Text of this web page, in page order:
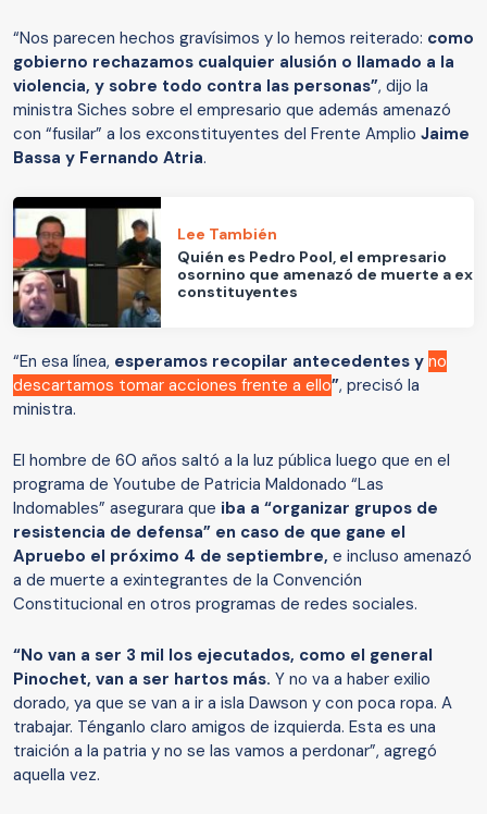
“Nos parecen hechos gravísimos y lo hemos reiterado: como
gobierno rechazamos cualquier alusión o llamado a la
violencia, y sobre todo contra las personas”, dijo la
ministra Siches sobre el empresario que además amenazó
con “fusilar” a los exconstituyentes del Frente Amplio Jaime
Bassa y Fernando Atria.
Lee También
Quién es Pedro Pool, el empresario
osornino que amenazó de muerte a ex
constituyentes
“En esa línea, esperamos recopilar antecedentes y no
descartamos tomar acciones frente a ello”, precisó la
ministra.
El hombre de 60 años saltó a la luz pública luego que en el
programa de Youtube de Patricia Maldonado “Las
Indomables” asegurara que iba a “organizar grupos de
resistencia de defensa” en caso de que gane el
Apruebo el próximo 4 de septiembre, e incluso amenazó
a de muerte a exintegrantes de la Convención
Constitucional en otros programas de redes sociales.
“No van a ser 3 mil los ejecutados, como el general
Pinochet, van a ser hartos más. Y no va a haber exilio
dorado, ya que se van a ir a isla Dawson y con poca ropa. A
trabajar. Ténganlo claro amigos de izquierda. Esta es una
traición a la patria y no se las vamos a perdonar”, agregó
aquella vez.